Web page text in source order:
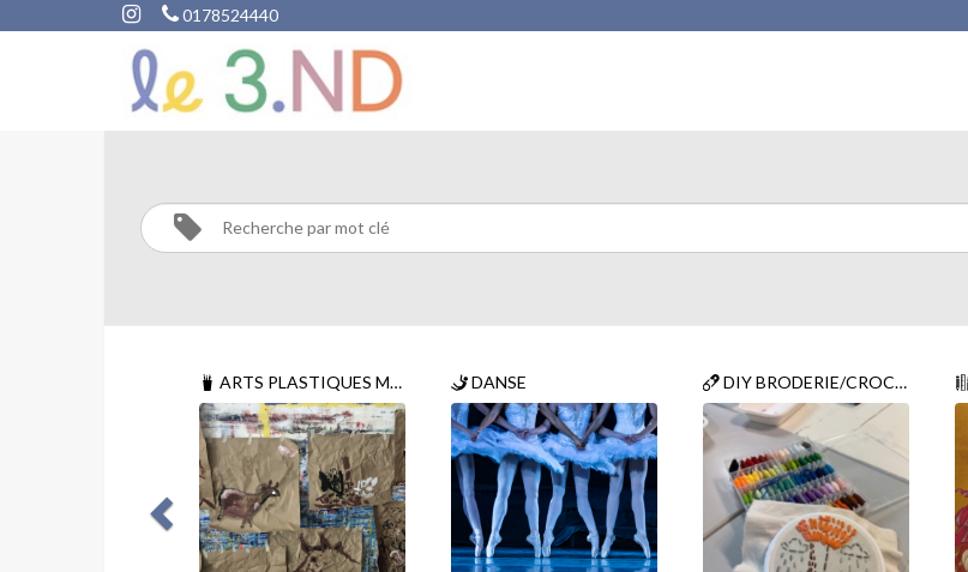
0178524440
DIY
BRODERIE/CROCHET/PETITE
Broderie/crochet/petite
couture
ARTS PLASTIQUES MULTI TECHNIQUES DANSE DIY BRODERIE/CROCHET/PETITE COUTURE